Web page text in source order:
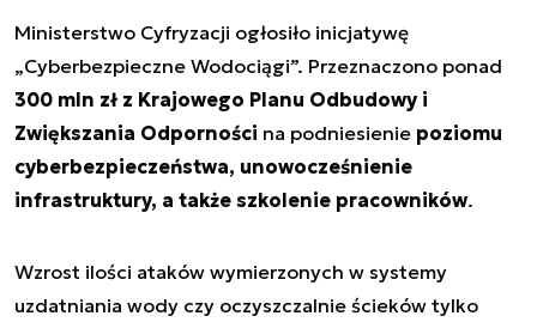
Ministerstwo Cyfryzacji ogłosiło inicjatywę
„Cyberbezpieczne Wodociągi”. Przeznaczono ponad
300 mln zł z Krajowego Planu Odbudowy i
Zwiększania Odporności na podniesienie poziomu
cyberbezpieczeństwa, unowocześnienie
infrastruktury, a także szkolenie pracowników.
Wzrost ilości ataków wymierzonych w systemy
uzdatniania wody czy oczyszczalnie ścieków tylko